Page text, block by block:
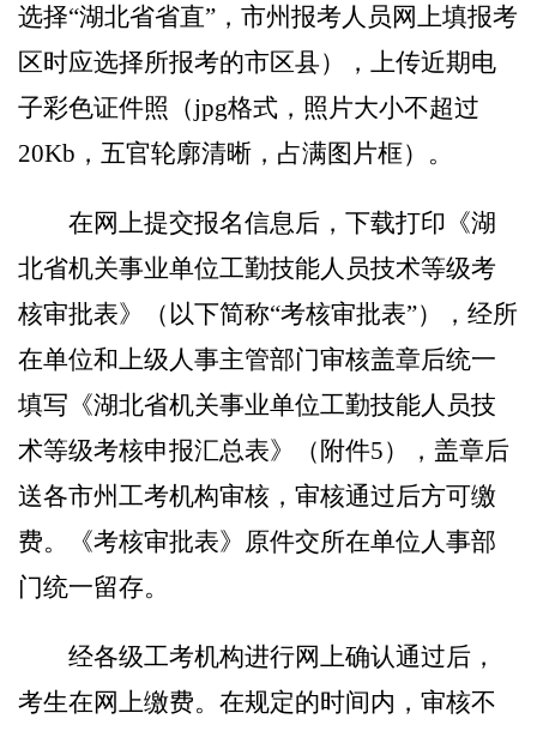
选择“湖北省省直” ，市州报考人员网上填报考
区时应选择所报考的市区县），上传近期电
子彩色证件照 （jpg格式，照片大小不超过
20Kb ，五官轮廓清晰，占满图片框）。
在网上提交报名信息后，下载打印 《湖
北省机关事业单位工勤技能人员技术等级考
核审批表》（以下简称“考核审批表”）
，经所
在单位和上级人事主管部门审核盖章后统一
填写《湖北省机关事业单位工勤技能人员技
术等级考核申报汇总表》（附件5），盖章后
送各市州工考机构审核，审核通过后方可缴
费。《考核审批表》原件交所在单位人事部
门统一留存。
经各级工考机构进行网上确认通过后，
考生在网上缴费。 在规定的时间内 ，审核不